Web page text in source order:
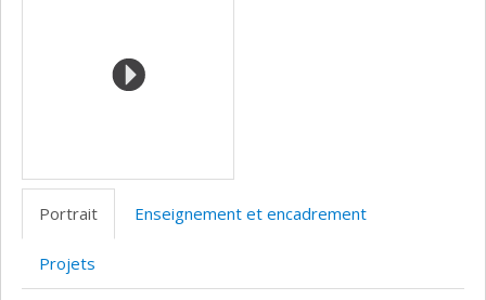
Portrait Enseignement et encadrement
Projets